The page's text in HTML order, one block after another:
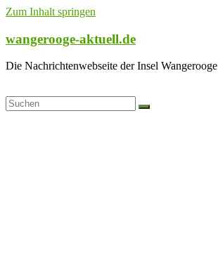
Zum Inhalt springen
wangerooge-aktuell.de
Die Nachrichtenwebseite der Insel Wangerooge